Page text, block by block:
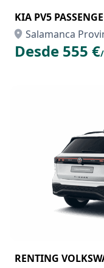
KIA PV5
Salamanca
Desde 555 €
RENTING